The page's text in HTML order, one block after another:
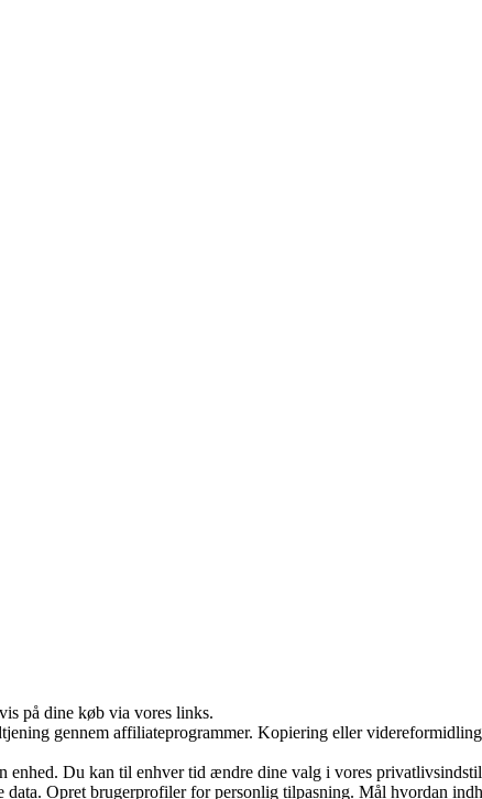
på dine køb via vores links.
gennem affiliateprogrammer. Kopiering eller
enhed. Du kan til enhver tid ændre dine valg i vores
Opret brugerprofiler for personlig tilpasning. Mål hvordan